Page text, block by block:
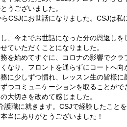
うございました。
CSJにお世話になりました。CSJは私
、今までお世話になった分の恩返し
ていただくことになりました。
を始めてすぐに、コロナの影響でク
なり、フロントを通らずにコートへ
に少しずつ慣れ、レッスン生の皆様
つコミュニケーションを取ることが
大切さを改めて感じました。
護職に就きます。CSJで経験したこと
当にありがとうございました！